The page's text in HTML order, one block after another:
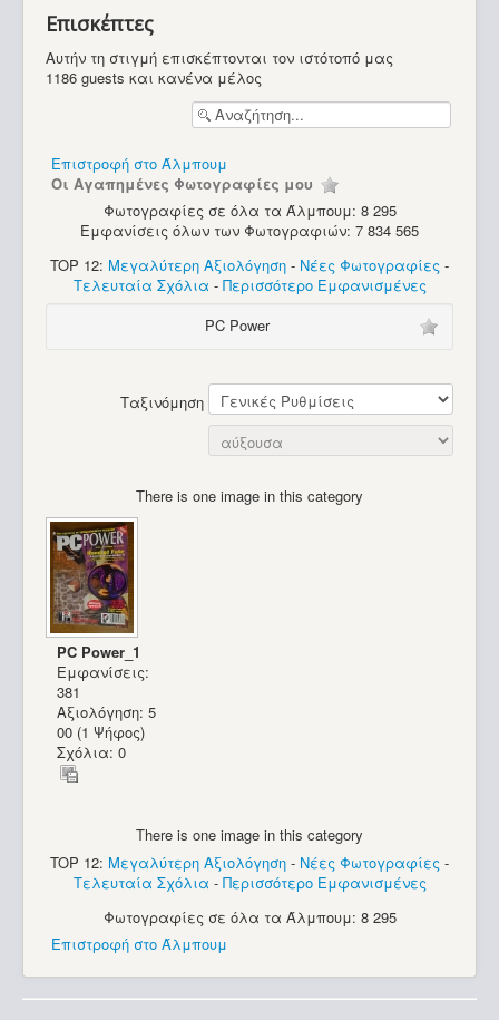
Επισκέπτες
Αυτήν τη στιγμή επισκέπτονται τον ιστότοπό μας
1186 guests και κανένα μέλος
Επιστροφή στο Άλμπουμ
Οι Αγαπημένες Φωτογραφίες μου
Φωτογραφίες σε όλα τα Άλμπουμ: 8 295
Εμφανίσεις όλων των Φωτογραφιών: 7 834 565
TOP 12: Μεγαλύτερη Αξιολόγηση - Νέες Φωτογραφίες -
Τελευταία Σχόλια - Περισσότερο Εμφανισμένες
PC Power
Ταξινόμηση
There is one image in this category
PC Power_1
Εμφανίσεις:
381
Αξιολόγηση: 5
00 (1 Ψήφος)
Σχόλια: 0
There is one image in this category
TOP 12: Μεγαλύτερη Αξιολόγηση - Νέες Φωτογραφίες -
Τελευταία Σχόλια - Περισσότερο Εμφανισμένες
Φωτογραφίες σε όλα τα Άλμπουμ: 8 295
Επιστροφή στο Άλμπουμ